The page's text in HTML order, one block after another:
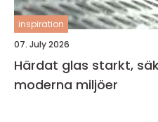
inspiration
07. July 2026
Härdat glas starkt, säkert och flexibelt i
moderna miljöer